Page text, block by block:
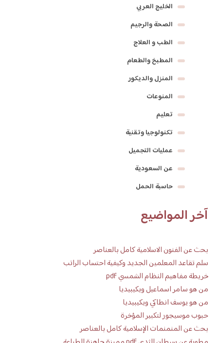
الخليج العربي
الصحة والرجيم
الطب و العلاج
المطبخ والطعام
المنزل والديكور
المنوعات
تعليم
تكنولوجيا وتقنية
عمليات التجميل
عن السعودية
حاسبة الحمل
آخر المواضيع
بحث عن الفنون الاسلامية كامل بالعناصر
سلم تقاعد المعلمين الجديد وكيفية احتساب الراتب
خريطة مفاهيم النظام الشمسي pdf
من هو سامر اسماعيل ويكيبيديا
من هو يوسف انطاكي ويكيبيديا
حبوب موسيجور لتكبير المؤخرة
بحث عن المنمنمات الإسلامية كامل بالعناصر